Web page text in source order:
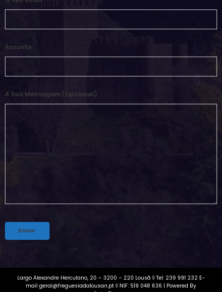
Assunto
A Sua Mensagem (opcional)
Largo Alexandre Herculano, 20 – 3200 – 220 Lousã ◊ Tel: 239 991 232 E-
mail geral@freguesiadalousan.pt ◊ NIF: 519 048 636 | Powered By